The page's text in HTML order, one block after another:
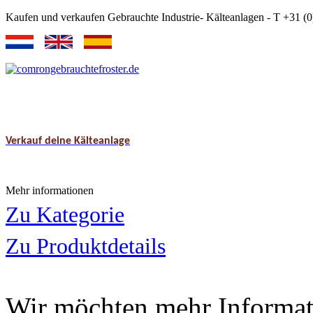
Kaufen und verkaufen Gebrauchte Industrie- Kälteanlagen - T +31
Verkauf deine Kälteanlage
Mehr informationen
Zu Kategorie
Zu Produktdetails